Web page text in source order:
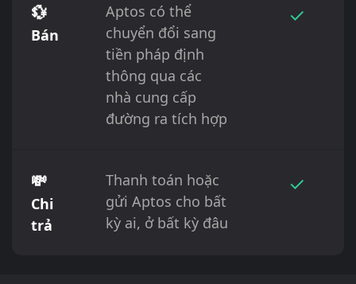
💱
Bán
Aptos có thể
chuyển đổi sang
tiền pháp định
thông qua các
nhà cung cấp
đường ra tích hợp
✓
💸
Chi
trả
Thanh toán hoặc
gửi Aptos cho bất
kỳ ai, ở bất kỳ đâu
✓